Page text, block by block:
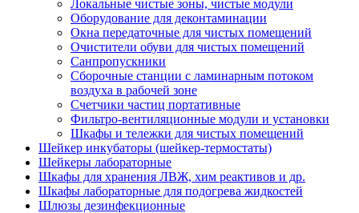
Локальные чистые зоны, чистые модули
Оборудование для деконтаминации
Окна передаточные для чистых помещений
Очистители обуви для чистых помещений
Санпропускники
Сборочные станции с ламинарным потоком
воздуха в рабочей зоне
Счетчики частиц портативные
Фильтро-вентиляционные модули и установки
Шкафы и тележки для чистых помещений
Шейкер инкубаторы (шейкер-термостаты)
Шейкеры лабораторные
Шкафы для хранения ЛВЖ, хим реактивов и др.
Шкафы лабораторные для подогрева жидкостей
Шлюзы дезинфекционные